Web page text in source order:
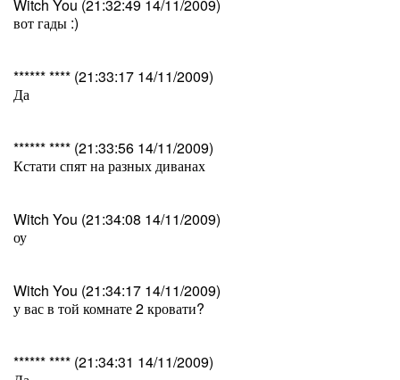
Witch You (21:32:49 14/11/2009)
вот гады :)
****** **** (21:33:17 14/11/2009)
Да
****** **** (21:33:56 14/11/2009)
Кстати спят на разных диванах
Witch You (21:34:08 14/11/2009)
оу
Witch You (21:34:17 14/11/2009)
у вас в той комнате 2 кровати?
****** **** (21:34:31 14/11/2009)